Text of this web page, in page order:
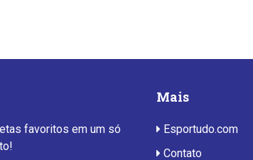
favoritos em um só
Mais
Esportudo.com
Contato